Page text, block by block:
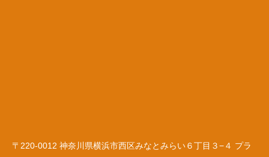
〒220-0012 神奈川県横浜市西区みなとみらい６丁目３−４ プラ